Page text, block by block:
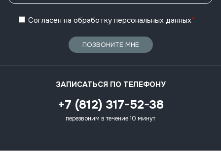
Согласен на обработку персональных данных*
ПОЗВОНИТЕ МНЕ
ЗАПИСАТЬСЯ ПО ТЕЛЕФОНУ
+7 (812) 317-52-38
перезвоним в течение 10 минут